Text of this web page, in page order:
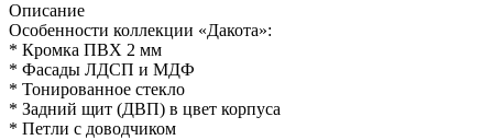
Описание
Особенности коллекции «Дакота»:
* Кромка ПВХ 2 мм
* Фасады ЛДСП и МДФ
* Тонированное стекло
* Задний щит (ДВП) в цвет корпуса
* Петли с доводчиком